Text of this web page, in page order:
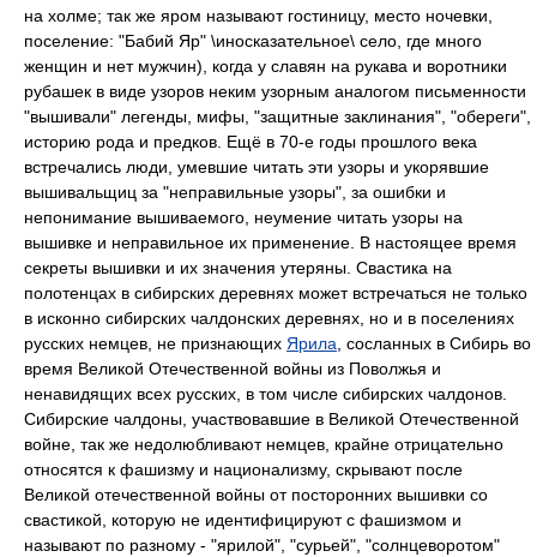
на холме; так же яром называют гостиницу, место ночевки,
поселение: "Бабий Яр" \иносказательное\ село, где много
женщин и нет мужчин), когда у славян на рукава и воротники
рубашек в виде узоров неким узорным аналогом письменности
"вышивали" легенды, мифы, "защитные заклинания", "обереги",
историю рода и предков. Ещё в 70-е годы прошлого века
встречались люди, умевшие читать эти узоры и укорявшие
вышивальщиц за "неправильные узоры", за ошибки и
непонимание вышиваемого, неумение читать узоры на
вышивке и неправильное их применение. В настоящее время
секреты вышивки и их значения утеряны. Свастика на
полотенцах в сибирских деревнях может встречаться не только
в исконно сибирских чалдонских деревнях, но и в поселениях
русских немцев, не признающих Ярила , сосланных в Сибирь во
время Великой Отечественной войны из Поволжья и
ненавидящих всех русских, в том числе сибирских чалдонов.
Сибирские чалдоны, участвовавшие в Великой Отечественной
войне, так же недолюбливают немцев, крайне отрицательно
относятся к фашизму и национализму, скрывают после
Великой отечественной войны от посторонних вышивки со
свастикой, которую не идентифицируют с фашизмом и
называют по разному - "ярилой", "сурьей", "солнцеворотом"